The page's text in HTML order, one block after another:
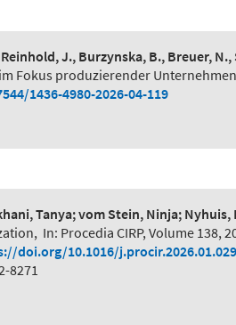
J., Burzynska, B., Breuer,
Fokus produzierender
1436-4980-2026-04-119
Tanya; vom Stein, Ninja; Nyhuis,
, In: Procedia CIRP, Volume 138,
doi.org/10.1016/j.procir.2026.01.029
8271